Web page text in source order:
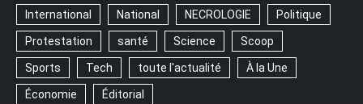
International National NECROLOGIE Politique
Protestation santé Science Scoop
Sports Tech toute l'actualité À la Une
Économie Éditorial